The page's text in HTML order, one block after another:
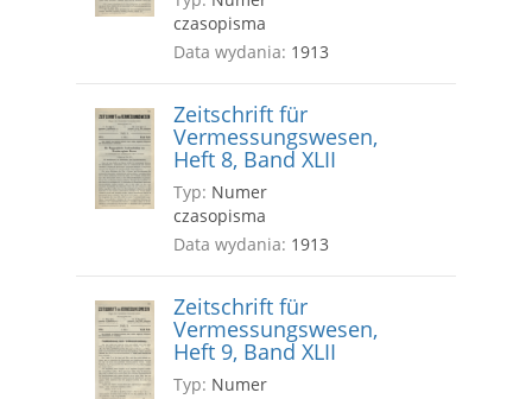
czasopisma
Data wydania: 1913
Zeitschrift für
Vermessungswesen,
Heft 8, Band XLII
Typ: Numer
czasopisma
Data wydania: 1913
Zeitschrift für
Vermessungswesen,
Heft 9, Band XLII
Typ: Numer